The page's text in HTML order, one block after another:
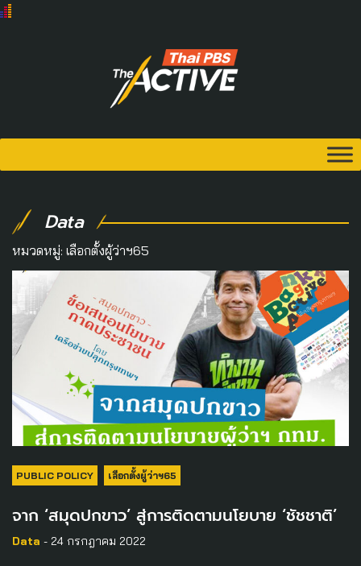
Data
หมวดหมู่: เลือกตั้งผู้ว่าฯ65
PUBLIC POLICY เลือกตั้งผู้ว่าฯ65
จาก ‘สมุดปกขาว’ สู่การติดตามนโยบาย ‘ชัชชาติ’
Data - 24 กรกฎาคม 2022